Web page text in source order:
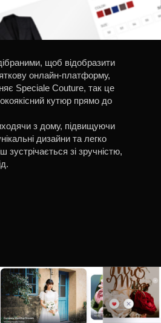
щоб відобразити
онлайн-платформу,
Speciale Couture, так це
кутюр прямо до
з дому, підвищуючи
дизайни та легко
зі зручністю,